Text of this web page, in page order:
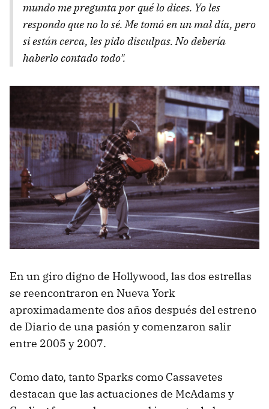
mundo me pregunta por qué lo dices. Yo les
respondo que no lo sé. Me tomó en un mal día, pero
si están cerca, les pido disculpas. No debería
haberlo contado todo".
En un giro digno de Hollywood, las dos estrellas
se reencontraron en Nueva York
aproximadamente dos años después del estreno
de Diario de una pasión y comenzaron salir
entre 2005 y 2007.
Como dato, tanto Sparks como Cassavetes
destacan que las actuaciones de McAdams y